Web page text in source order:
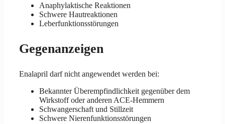
Anaphylaktische Reaktionen
Schwere Hautreaktionen
Leberfunktionsstörungen
Gegenanzeigen
Enalapril darf nicht angewendet werden bei:
Bekannter Überempfindlichkeit gegenüber dem
Wirkstoff oder anderen ACE-Hemmern
Schwangerschaft und Stillzeit
Schwere Nierenfunktionsstörungen